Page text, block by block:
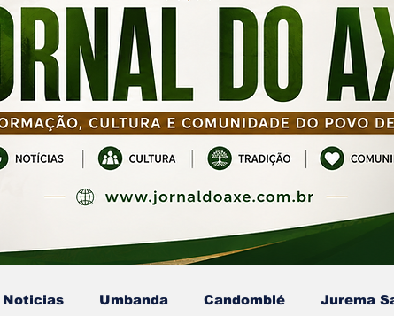
Noticias Umbanda Candomblé Jurema